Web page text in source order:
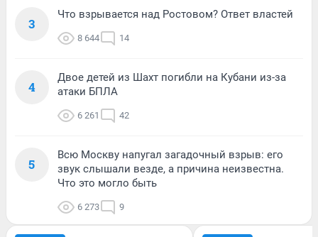
3
Что взрывается над Ростовом? Ответ властей
8 644 14
4
Двое детей из Шахт погибли на Кубани из-за
атаки БПЛА
6 261 42
5
Всю Москву напугал загадочный взрыв: его
звук слышали везде, а причина неизвестна.
Что это могло быть
6 273 9